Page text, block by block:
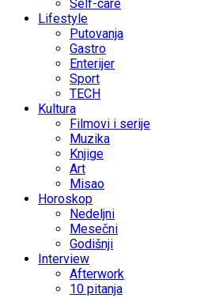
Self-care
Lifestyle
Putovanja
Gastro
Enterijer
Sport
TECH
Kultura
Filmovi i serije
Muzika
Knjige
Art
Misao
Horoskop
Nedeljni
Mesečni
Godišnji
Interview
Afterwork
10 pitanja